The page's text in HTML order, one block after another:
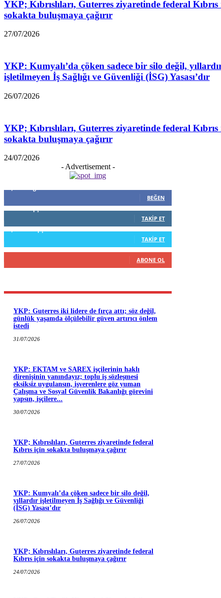
YKP; Kıbrıslıları, Guterres ziyaretinde federal
sokakta buluşmaya çağırır
27/07/2026
YKP: Kumyalı’da çöken sadece bir silo değil,
işletilmeyen İş Sağlığı ve Güvenliği (İSG) Yasası’dır
26/07/2026
YKP; Kıbrıslıları, Guterres ziyaretinde federal
sokakta buluşmaya çağırır
24/07/2026
- Advertisement -
BEĞEN
TAKIP ET
TAKIP ET
ABONE OL
YKP: Guterres iki lidere de fırça attı; söz değil,
günlük yaşamda ölçülebilir güven artırıcı önlem
istedi
31/07/2026
YKP: EKTAM ve SAREX işçilerinin haklı
direnişinin yanındayız; toplu iş sözleşmesi
eksiksiz uygulansın, işverenlere göz yuman
Çalışma ve Sosyal Güvenlik Bakanlığı görevini
yapsın, işçilere...
30/07/2026
YKP; Kıbrıslıları, Guterres ziyaretinde federal
Kıbrıs için sokakta buluşmaya çağırır
27/07/2026
YKP: Kumyalı’da çöken sadece bir silo değil,
yıllardır işletilmeyen İş Sağlığı ve Güvenliği
(İSG) Yasası’dır
26/07/2026
YKP; Kıbrıslıları, Guterres ziyaretinde federal
Kıbrıs için sokakta buluşmaya çağırır
24/07/2026